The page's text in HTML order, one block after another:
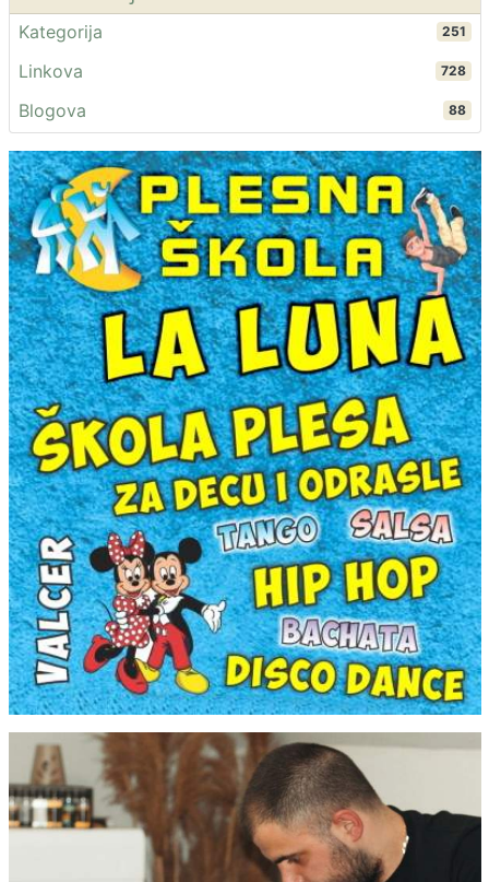
Kategorija 251
Linkova 728
Blogova 88